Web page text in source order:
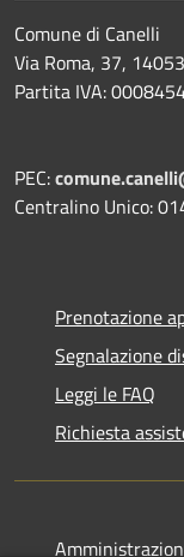
Comune di Canelli
Via Roma, 37,
Partita IVA:
PEC:
Centralino Unico:
Prenotazione
Segnalazione
Leggi le FAQ
Richiesta